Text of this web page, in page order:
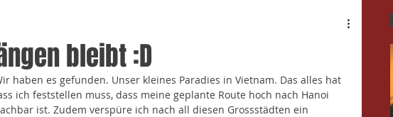
bleibt :D
haben es gefunden. Unser kleines Paradies in Vietnam. Das alles hat
ich feststellen muss, dass meine geplante Route hoch nach Hanoi
ist. Zudem verspüre ich nach all diesen Grossstädten ein